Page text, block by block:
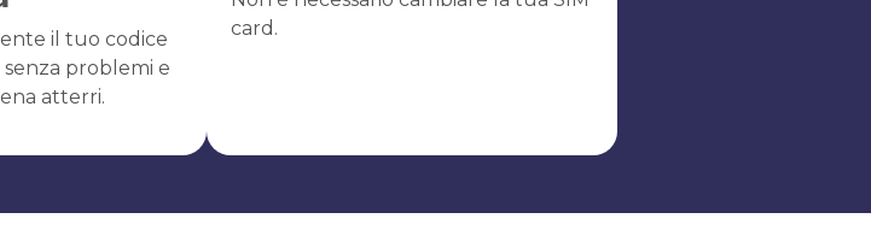
il tuo codice
problemi e
atterri.
card.